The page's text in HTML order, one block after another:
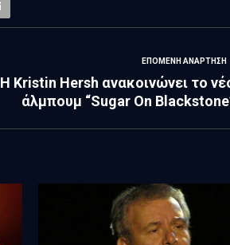
ΕΠΌΜΕΝΗ ΑΝΆΡΤΗΣΗ
Η Kristin Hersh ανακοινώνει το
άλμπουμ “Sugar On